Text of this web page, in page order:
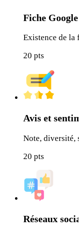
Fiche Google
Existence de la
20 pts
Avis et
Note, diversité,
20 pts
Réseaux